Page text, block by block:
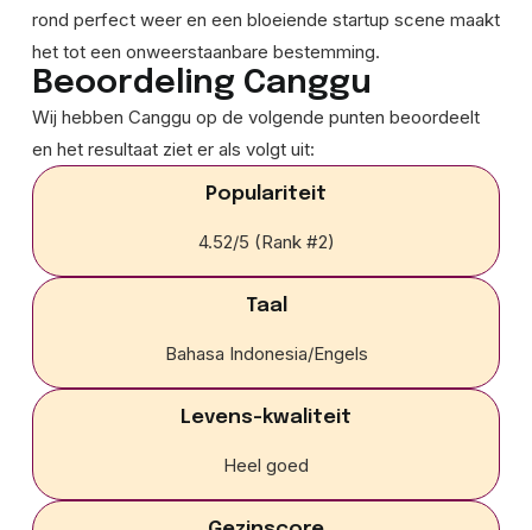
rond perfect weer en een bloeiende startup scene maakt
het tot een onweerstaanbare bestemming.
Beoordeling Canggu
Wij hebben Canggu op de volgende punten beoordeelt
en het resultaat ziet er als volgt uit:
Populariteit
4.52/5 (Rank #2)
Taal
Bahasa Indonesia/Engels
Levens-kwaliteit
Heel goed